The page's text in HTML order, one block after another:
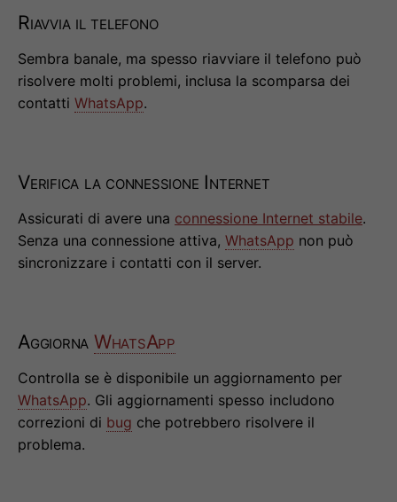
Riavvia il telefono
Sembra banale, ma spesso riavviare il telefono può
risolvere molti problemi, inclusa la scomparsa dei
contatti WhatsApp.
Verifica la connessione Internet
Assicurati di avere una connessione Internet stabile.
Senza una connessione attiva, WhatsApp non può
sincronizzare i contatti con il server.
Aggiorna WhatsApp
Controlla se è disponibile un aggiornamento per
WhatsApp. Gli aggiornamenti spesso includono
correzioni di bug che potrebbero risolvere il
problema.